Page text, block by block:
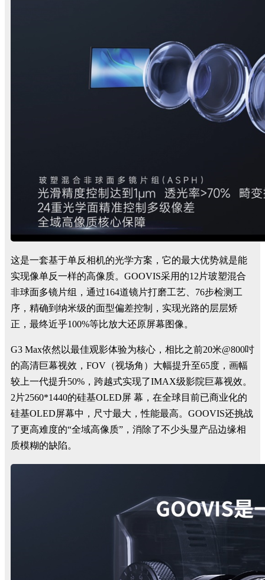
这是一套基于单反相机的光学方案，它的最大优势就是能
实现像单反一样的高像质。GOOVIS采用的12片玻塑混合
非球面多镜片组，通过164道镜片打磨工艺、76步检测工
序，精确到纳米级的面型偏差控制，实现光路的层层矫
正，最终近乎100%等比放大还原屏幕图像。
G3 Max依然以最佳观影体验为核心，相比之前20米@800吋
的高清巨幕视效，FOV（视场角）大幅提升至65度，画幅
较上一代提升50%，跨越式实现了IMAX级影院巨幕视效。
2片2560*1440的硅基OLED屏 幕，在全球目前已商业化的
硅基OLED屏幕中，尺寸最大，性能最高。GOOVIS还挑战
了更高难度的“全域高像质”，消除了不少头显产品边缘相
质模糊的缺陷。